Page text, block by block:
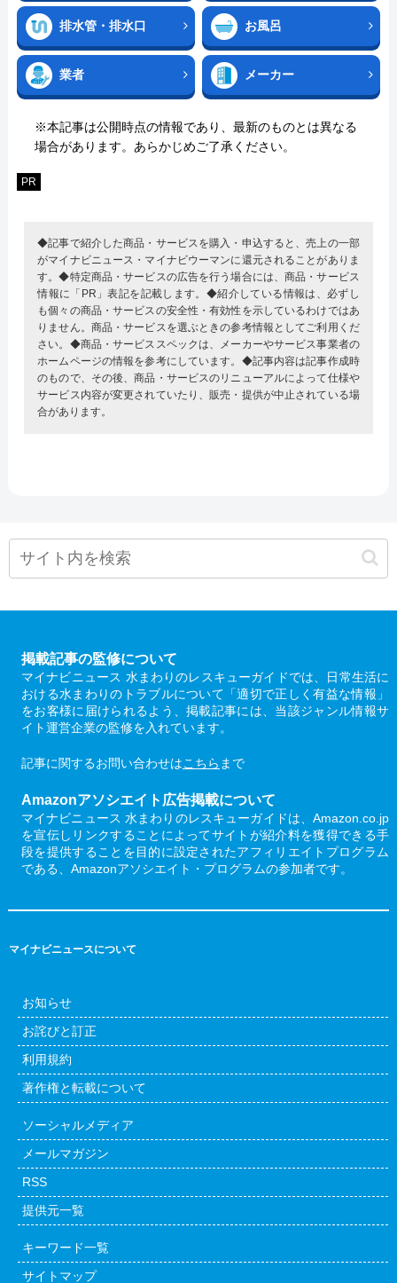
排水管・排水口 お風呂
業者 メーカー
※本記事は公開時点の情報であり、最新のものとは異なる
場合があります。あらかじめご了承ください。
PR
◆記事で紹介した商品・サービスを購入・申込すると、売上の一部
がマイナビニュース・マイナビウーマンに還元されることがありま
す。◆特定商品・サービスの広告を行う場合には、商品・サービス
情報に「PR」表記を記載します。◆紹介している情報は、必ずし
も個々の商品・サービスの安全性・有効性を示しているわけではあ
りません。商品・サービスを選ぶときの参考情報としてご利用くだ
さい。◆商品・サービススペックは、メーカーやサービス事業者の
ホームページの情報を参考にしています。◆記事内容は記事作成時
のもので、その後、商品・サービスのリニューアルによって仕様や
サービス内容が変更されていたり、販売・提供が中止されている場
合があります。
掲載記事の監修について
マイナビニュース 水まわりのレスキューガイドでは、日常生活に
おける水まわりのトラブルについて「適切で正しく有益な情報」
をお客様に届けられるよう、掲載記事には、当該ジャンル情報サ
イト運営企業の監修を入れています。
記事に関するお問い合わせはこちら まで
Amazonアソシエイト広告掲載について
マイナビニュース 水まわりのレスキューガイドは、Amazon.co.jp
を宣伝しリンクすることによってサイトが紹介料を獲得できる手
段を提供することを目的に設定されたアフィリエイトプログラム
である、Amazonアソシエイト・プログラムの参加者です。
マイナビニュースについて
お知らせ
お詫びと訂正
利用規約
著作権と転載について
ソーシャルメディア
メールマガジン
RSS
提供元一覧
キーワード一覧
サイトマップ